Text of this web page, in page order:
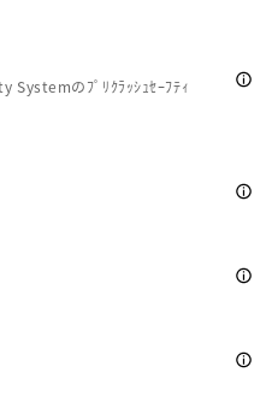
Systemのﾌﾟﾘｸﾗｯｼｭｾｰﾌﾃｨ